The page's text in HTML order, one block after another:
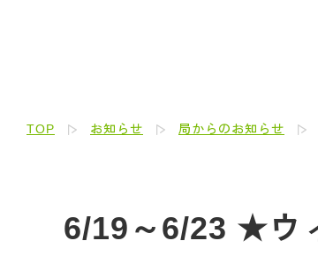
TOP お知らせ 局からのお知らせ
6/19～6/23 ★ウ